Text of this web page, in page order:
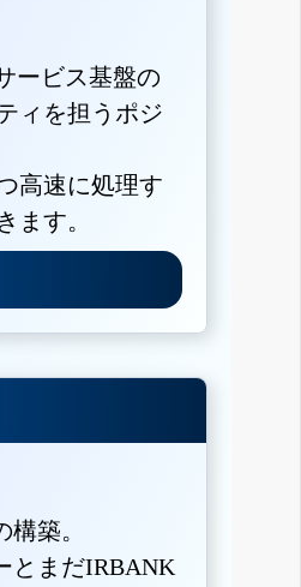
ービス基盤の
ィを担うポジ
高速に処理す
ます。
築。
とまだIRBANK